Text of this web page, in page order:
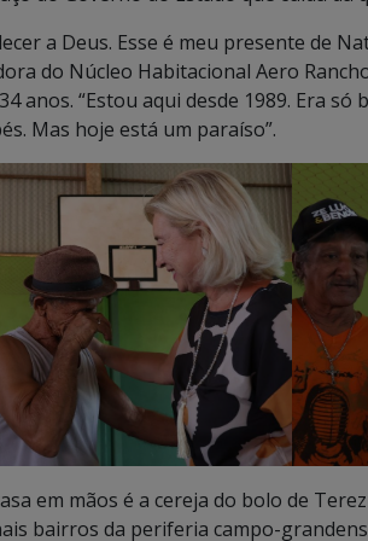
a Deus. Esse é meu presente de
do Núcleo Habitacional Aero
anos. “Estou aqui desde 1989. Era
Mas hoje está um paraíso”.
em mãos é a cereja do bolo de
bairros da periferia campo-